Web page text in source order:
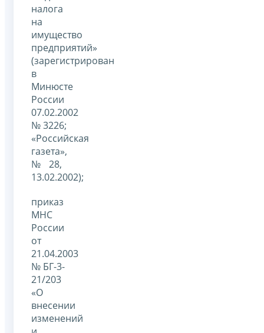
налога
на
имущество
предприятий»
(зарегистрирован
в
Минюсте
России
07.02.2002
№ 3226;
«Российская
газета»,
№ 28,
13.02.2002);
приказ
МНС
России
от
21.04.2003
№ БГ-3-
21/203
«О
внесении
изменений